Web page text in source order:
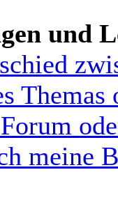
und
Themas
meine